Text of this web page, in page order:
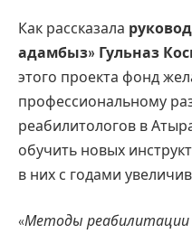
Как рассказала
адамбыз» Гульназ
этого проекта фонд
профессиональному
реабилитологов в
обучить новых
в них с годами
«Методы реабилитации